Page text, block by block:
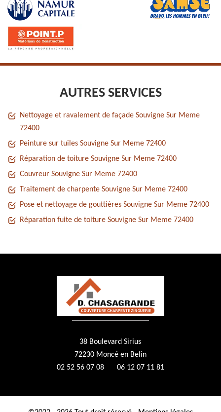
AUTRES SERVICES
Nettoyage et ravalement de façade Souvigne Sur Meme
72400
Peinture sur tuiles Souvigne Sur Meme 72400
Réparation de toiture Souvigne Sur Meme 72400
Couvreur Souvigne Sur Meme 72400
Traitement de charpente Souvigne Sur Meme 72400
Pose et nettoyage de gouttières Souvigne Sur Meme 72400
Réparation fuite de toiture Souvigne Sur Meme 72400
38 Boulevard Sirius
72230 Moncé en Belin
02 52 56 07 08
06 12 07 11 81